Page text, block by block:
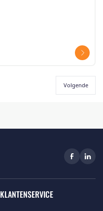
Volgende
KLANTENSERVICE